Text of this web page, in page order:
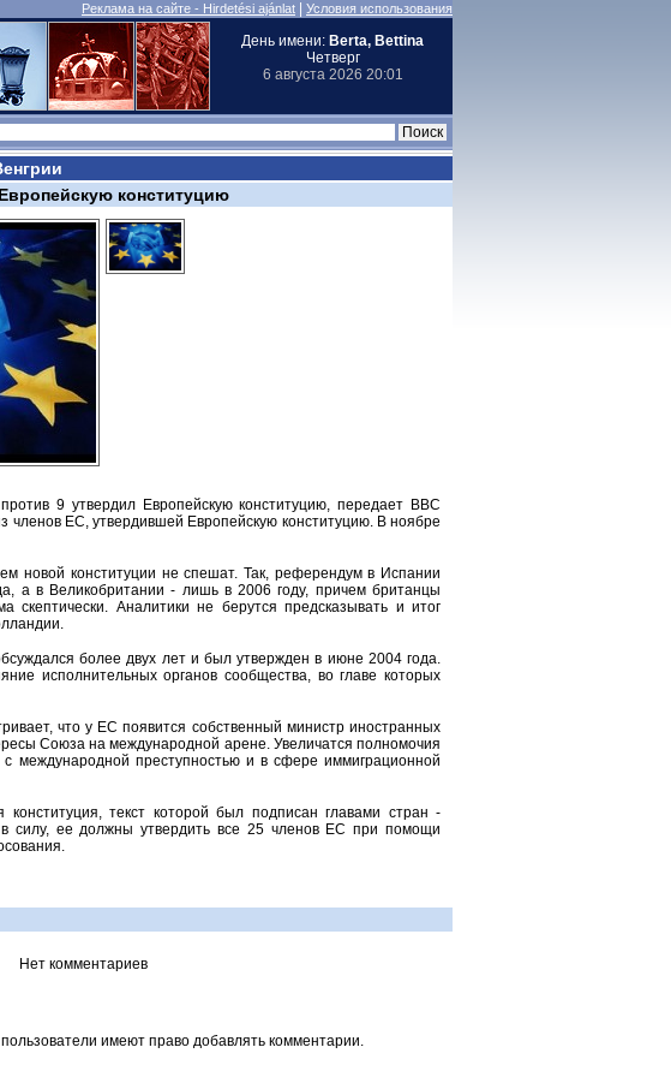
Реклама на сайте - Hirdetési ajánlat Условия использования
День имени: Berta, Bettina
Четверг
6 августа 2026 20:01
конституцию
9 утвердил Европейскую конституцию, передает BBC
членов ЕС, утвердившей Европейскую конституцию. В ноябре
новой конституции не спешат. Так, референдум в Испании
а в Великобритании - лишь в 2006 году, причем британцы
скептически. Аналитики не берутся предсказывать и итог
более двух лет и был утвержден в июне 2004 года.
исполнительных органов сообщества, во главе которых
что у ЕС появится собственный министр иностранных
Союза на международной арене. Увеличатся полномочия
международной преступностью и в сфере иммиграционной
конституция, текст которой был подписан главами стран -
силу, ее должны утвердить все 25 членов ЕС при помощи
Нет комментариев
имеют право добавлять комментарии.